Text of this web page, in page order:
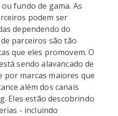
fundo de gama. As
podem ser
dependendo do
parceiros são tão
que eles promovem. O
sendo alavancado de
marcas maiores que
além dos canais
Eles estão descobrindo
- incluindo